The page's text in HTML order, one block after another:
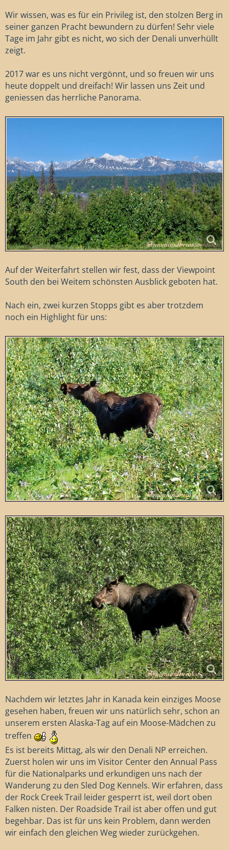
Wir wissen, was es für ein Privileg ist, den stolzen Berg in
seiner ganzen Pracht bewundern zu dürfen! Sehr viele
Tage im Jahr gibt es nicht, wo sich der Denali unverhüllt
zeigt.
2017 war es uns nicht vergönnt, und so freuen wir uns
heute doppelt und dreifach! Wir lassen uns Zeit und
geniessen das herrliche Panorama.
Auf der Weiterfahrt stellen wir fest, dass der Viewpoint
South den bei Weitem schönsten Ausblick geboten hat.
Nach ein, zwei kurzen Stopps gibt es aber trotzdem
noch ein Highlight für uns:
Nachdem wir letztes Jahr in Kanada kein einziges Moose
gesehen haben, freuen wir uns natürlich sehr, schon an
unserem ersten Alaska-Tag auf ein Moose-Mädchen zu
treffen
Es ist bereits Mittag, als wir den Denali NP erreichen.
Zuerst holen wir uns im Visitor Center den Annual Pass
für die Nationalparks und erkundigen uns nach der
Wanderung zu den Sled Dog Kennels. Wir erfahren, dass
der Rock Creek Trail leider gesperrt ist, weil dort oben
Falken nisten. Der Roadside Trail ist aber offen und gut
begehbar. Das ist für uns kein Problem, dann werden
wir einfach den gleichen Weg wieder zurückgehen.